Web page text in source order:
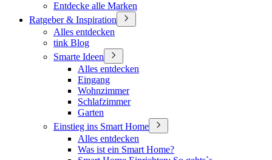
Entdecke alle Marken
Ratgeber & Inspiration
Alles entdecken
tink Blog
Smarte Ideen
Alles entdecken
Eingang
Wohnzimmer
Schlafzimmer
Garten
Einstieg ins Smart Home
Alles entdecken
Was ist ein Smart Home?